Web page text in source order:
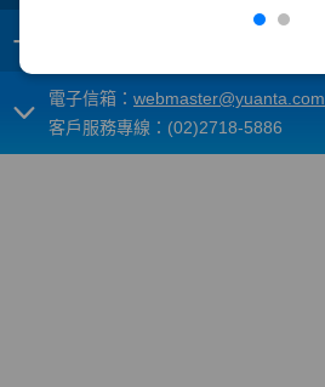
+
電子信箱： webmaster@yuanta.com
客戶服務專線：(02)2718-5886